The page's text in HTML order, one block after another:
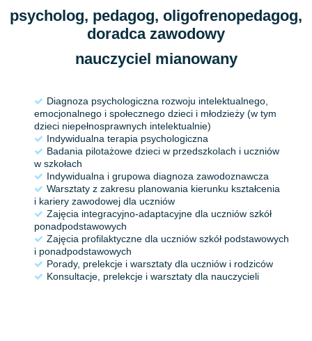
psycholog, pedagog, oligofrenopedagog,
doradca zawodowy
nauczyciel mianowany
Diagnoza psychologiczna rozwoju intelektualnego,
emocjonalnego i społecznego dzieci i młodzieży (w tym
dzieci niepełnosprawnych intelektualnie)
Indywidualna terapia psychologiczna
Badania pilotażowe dzieci w przedszkolach i uczniów
w szkołach
Indywidualna i grupowa diagnoza zawodoznawcza
Warsztaty z zakresu planowania kierunku kształcenia
i kariery zawodowej dla uczniów
Zajęcia integracyjno-adaptacyjne dla uczniów szkół
ponadpodstawowych
Zajęcia profilaktyczne dla uczniów szkół podstawowych
i ponadpodstawowych
Porady, prelekcje i warsztaty dla uczniów i rodziców
Konsultacje, prelekcje i warsztaty dla nauczycieli